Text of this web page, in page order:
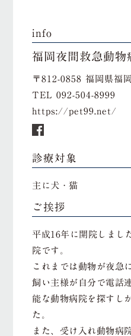
info
福岡夜間救急動物
〒812-0858 福岡県福
TEL092-504-8999
https://pet99.net/
診療対象
主に犬・猫
ご挨拶
平成16年に開院しまし
院です。
これまでは動物が夜急
飼い主様が自分で電話
能な動物病院を探すし
た。
また、受け入れ動物病